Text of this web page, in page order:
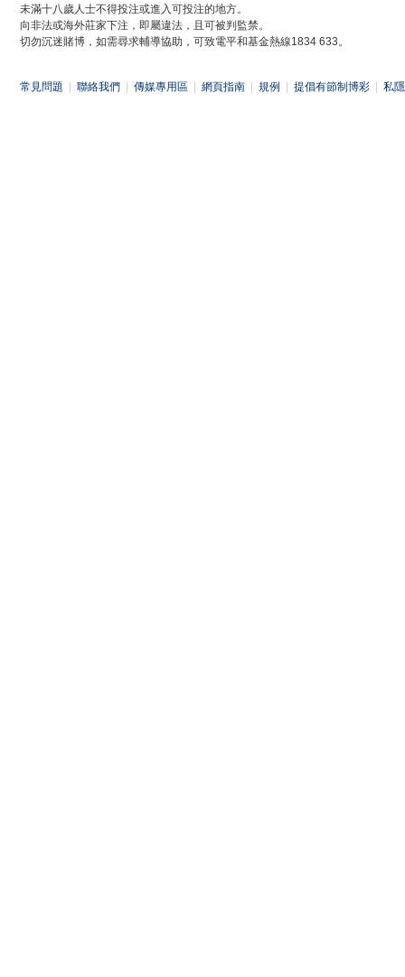
未滿十八歲人士不得投注或進入可投注的地方。
向非法或海外莊家下注，即屬違法，且可被判監禁。
切勿沉迷賭博，如需尋求輔導協助，可致電平和基金熱線1834 633。
常見問題 聯絡我們 傳媒專用區 網頁指南 規例 提倡有節制博彩 私